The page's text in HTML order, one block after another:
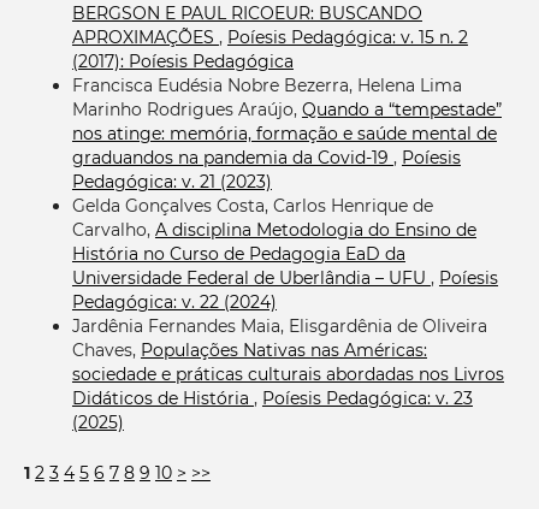
BERGSON E PAUL RICOEUR: BUSCANDO
APROXIMAÇÕES , Poíesis Pedagógica: v. 15 n. 2
(2017): Poíesis Pedagógica
Francisca Eudésia Nobre Bezerra, Helena Lima
Marinho Rodrigues Araújo, Quando a “tempestade”
nos atinge: memória, formação e saúde mental de
graduandos na pandemia da Covid-19 , Poíesis
Pedagógica: v. 21 (2023)
Gelda Gonçalves Costa, Carlos Henrique de
Carvalho, A disciplina Metodologia do Ensino de
História no Curso de Pedagogia EaD da
Universidade Federal de Uberlândia – UFU , Poíesis
Pedagógica: v. 22 (2024)
Jardênia Fernandes Maia, Elisgardênia de Oliveira
Chaves, Populações Nativas nas Américas:
sociedade e práticas culturais abordadas nos Livros
Didáticos de História , Poíesis Pedagógica: v. 23
(2025)
1 2 3 4 5 6 7 8 9 10 > >>